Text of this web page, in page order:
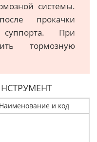
системы.
прокачки
При
тормозную
Наименование и код